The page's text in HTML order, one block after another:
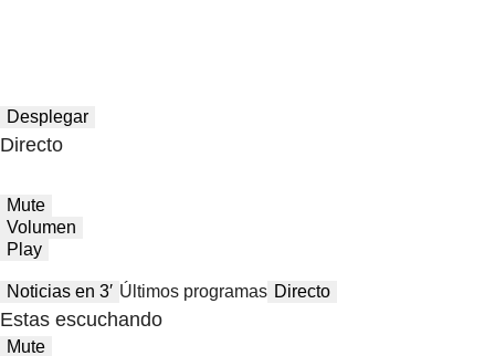
Desplegar
Directo
Mute
Volumen
Play
Noticias en 3′ Últimos programas Directo
Estas escuchando
Mute